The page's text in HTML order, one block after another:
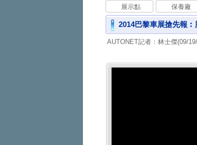
展示點 保養廠
2014巴黎車展搶先報
AUTONET記者：林士傑(09/